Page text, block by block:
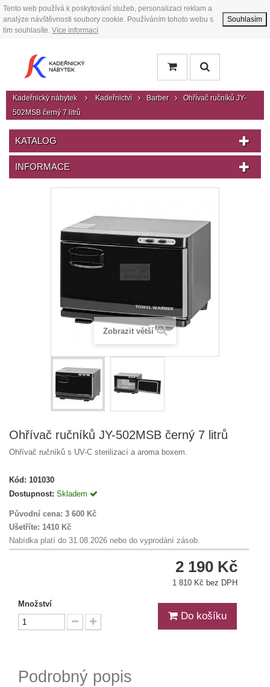
Tento web používá k poskytování služeb, personalizaci reklam a
analýze návštěvnosti soubory cookie. Používáním tohoto webu s
tím souhlasíte. Více informací
Souhlasím
Kadeřnický nábytek Kadeřnictví Barber
Ohřívač ručníků JY-
502MSB černý 7 litrů
KATALOG
INFORMACE
Zobrazit větší
Ohřívač ručníků JY-502MSB černý 7 litrů
Ohřívač ručníků s UV-C sterilizací a aroma boxem.
Kód: 101030
Dostupnost: Skladem
Původní cena: 3 600 Kč
Ušetříte: 1410 Kč
Nabídka platí do 31.08.2026 nebo do vyprodání zásob.
2 190 Kč
1 810 Kč bez DPH
Množství
Do košíku
Podrobný popis